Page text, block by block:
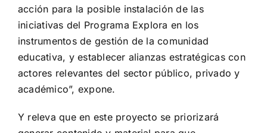
acción para la posible instalación de las
iniciativas del Programa Explora en los
instrumentos de gestión de la comunidad
educativa, y establecer alianzas estratégicas con
actores relevantes del sector público, privado y
académico”, expone.
Y releva que en este proyecto se priorizará